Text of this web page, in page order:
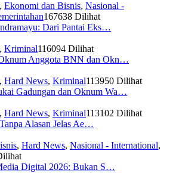
, Ekonomi dan Bisnis, Nasional -
167638 Dilihat
Dari Pantai Eks…
, Kriminal116094 Dilihat
Anggota BNN dan Okn…
, Hard News, Kriminal113950 Dilihat
Gadungan dan Oknum Wa…
, Hard News, Kriminal113102 Dilihat
Alasan Jelas Ae…
, Hard News, Nasional - International,
Digital 2026: Bukan S…